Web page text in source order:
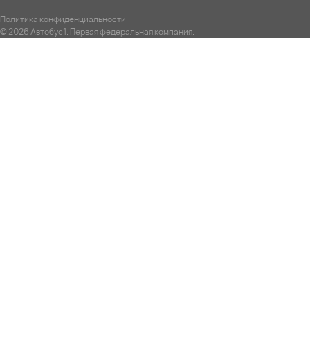
Политика конфиденциальности
© 2026 Автобус1. Первая федеральная компания.